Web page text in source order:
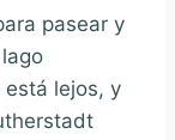
pasear y
lejos, y